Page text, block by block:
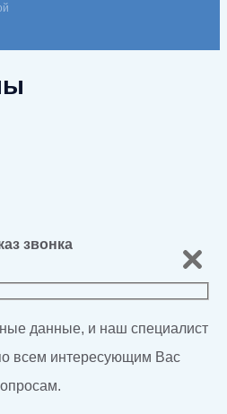
звонка
данные, и наш специалист
всем интересующим Вас